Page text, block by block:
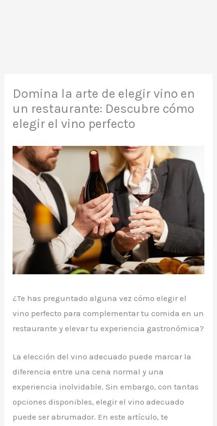
Domina la arte de elegir vino en
un restaurante: Descubre cómo
elegir el vino perfecto
¿Te has preguntado alguna vez cómo elegir el
vino perfecto para complementar tu comida en un
restaurante y elevar tu experiencia gastronómica?
La elección del vino adecuado puede marcar la
diferencia entre una cena normal y una
experiencia inolvidable. Sin embargo, con tantas
opciones disponibles, elegir el vino adecuado
puede ser abrumador. En este artículo, te